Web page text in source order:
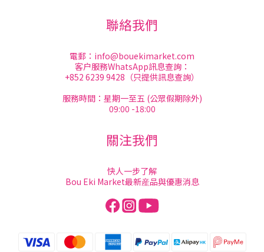
聯絡我們
電郵： info@bouekimarket.com
客户服務WhatsApp訊息查詢：
+852 6239 9428（只提供訊息查詢）
服務時間：星期一至五 (公眾假期除外)
09:00 -18:00
關注我們
快人一步了解
Bou Eki Market最新産品與優惠消息